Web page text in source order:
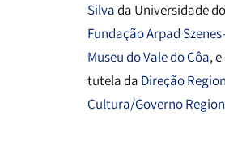
Silvada Universidade
Fundação Arpad Szenes
Museu do Vale do Côa,
tutela da Direção
Cultura/Governo